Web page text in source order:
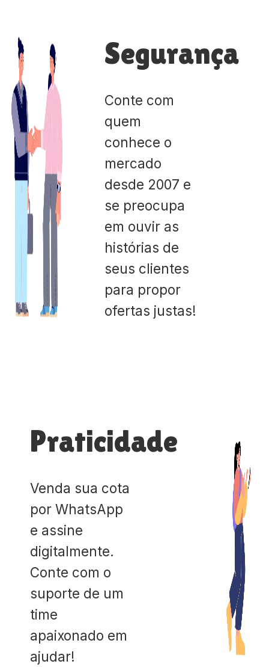
Segurança
Conte com
quem
conhece o
mercado
desde 2007 e
se preocupa
em ouvir as
histórias de
seus clientes
para propor
ofertas justas!
Praticidade
Venda sua cota
por WhatsApp
e assine
digitalmente.
Conte com o
suporte de um
time
apaixonado em
ajudar!